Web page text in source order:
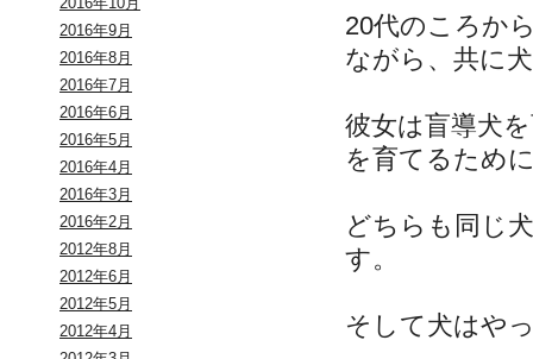
2016年9月
2016年8月
2016年7月
2016年6月
2016年5月
2016年4月
2016年3月
2016年2月
2012年8月
2012年6月
2012年5月
2012年4月
20代のころか
ながら、共に
彼女は盲導犬
を育てるため
どちらも同じ
す。
そして犬はや